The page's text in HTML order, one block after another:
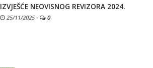
IZVJEŠĆE NEOVISNOG REVIZORA 2024.
25/11/2025 - 0